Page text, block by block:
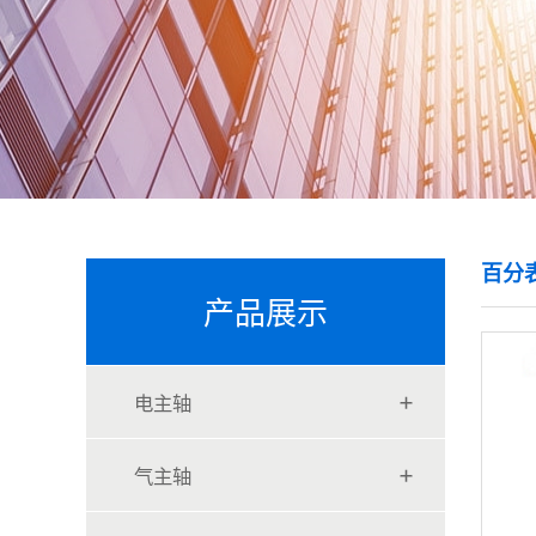
产品展示
电主轴
气主轴
百分